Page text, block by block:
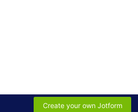
Create your own Jotform